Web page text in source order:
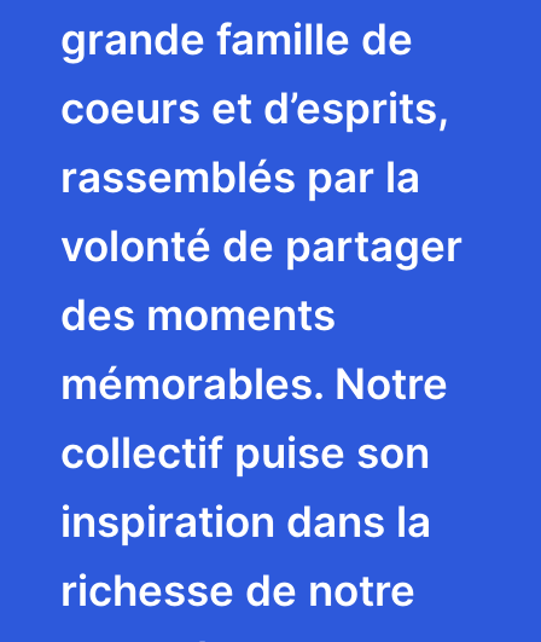
grande famille de
coeurs et d’esprits,
rassemblés par la
volonté de partager
des moments
mémorables. Notre
collectif puise son
inspiration dans la
richesse de notre